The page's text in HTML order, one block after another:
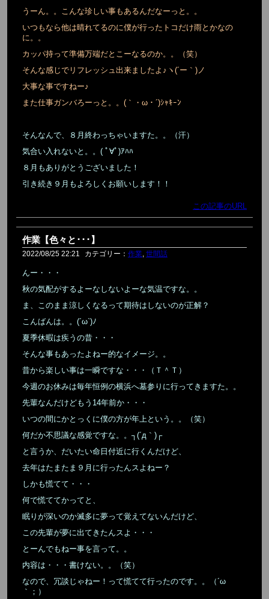
うーん。。こんな珍しい事もあるんだなーっと。。
いつもなら他は晴れてるのに僕が行ったトコだけ雨とかなの
に。。
カッパ持って準備万端だとこーなるのか。。（笑）
そんな感じでリフレッシュ出来ましたよ♪ヽ(´ー｀)ノ
大事な事ですねー♪
また仕事ガンバろーっと。。(｀・ω・´)ｼｬｷｰﾝ
そんなんで、８月終わっちゃいますた。。（汗）
気合い入れないと。。( ﾟ∀ﾟ)ｱﾊﾊ
８月もありがとうございました！
引き続き９月もよろしくお願いします！！
この記事のURL
作業【色々と･･･】
2022/08/25 22:21 カテゴリー： 作業, 世間話
んー・・・
秋の気配がするよーなしないよーな気温ですな。。
ま、このまま涼しくなるって期待はしないのが正解？
こんばんは。。(´ω`)ﾉ
夏季休暇は疾うの昔・・・
そんな事もあったよねー的なイメージ。。
昔から楽しい事は一瞬ですな・・・（Ｔ＾Ｔ）
今週のお休みは毎年恒例の横浜へ墓参りに行ってきますた。。
先輩なんだけどもう14年前か・・・
いつの間にかとっくに僕の方が年上という。。（笑）
何だか不思議な感覚ですな。。┐(´д｀)┌
と言うか、だいたい命日付近に行くんだけど、
去年はたまたま９月に行ったんスよねー？
しかも慌てて・・・
何で慌ててかってと、
眠りが深いのか滅多に夢って覚えてないんだけど、
この先輩が夢に出てきたんスよ・・・
とーんでもねー事を言って。。
内容は・・・書けない。。（笑）
なので、冗談じゃねー！って慌てて行ったのです。。（´ω
｀；）